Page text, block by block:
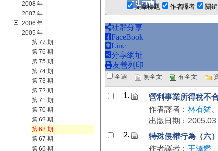
2008 年
2007 年
2006 年
2005 年
第 77 期
第 76 期
第 75 期
第 74 期
第 73 期
第 72 期
第 71 期
第 70 期
第 69 期
第 68 期
第 67 期
第 66 期
文章標題
作者譯者 關
社群分享
FaceBook
Line
分享網址
友善列印
全選 無全文 有全文
1.
營利事業所得稅不
作者譯者： 林石猛
出版日期：2005.03
2.
特殊侵權行為（六
作者譯者： 王澤鑑